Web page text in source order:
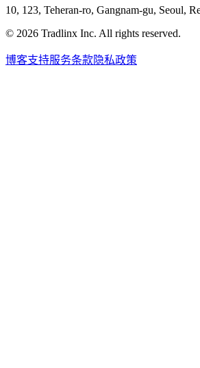
10, 123, Teheran-ro, Gangnam-gu, Seoul,
© 2026 Tradlinx Inc. All rights reserved.
博客支持服务条款隐私政策